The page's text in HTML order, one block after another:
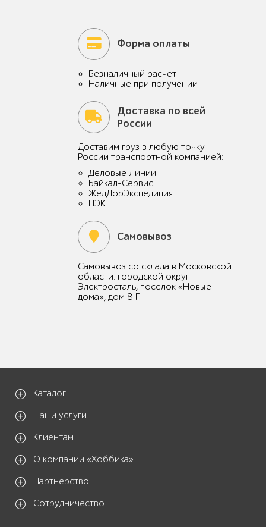
Форма оплаты
Безналичный расчет
Наличные при получении
Доставка по всей
России
Доставим груз в любую точку
России транспортной компанией:
Деловые Линии
Байкал-Сервис
ЖелДорЭкспедиция
ПЭК
Самовывоз
Самовывоз со склада в Московской
области: городской округ
Электросталь, поселок «Новые
дома», дом 8 Г.
Каталог
Наши услуги
Клиентам
О компании «Хоббика»
Партнерство
Сотрудничество